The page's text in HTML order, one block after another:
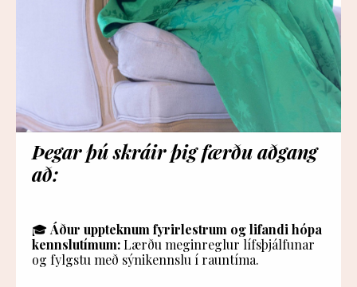
Þegar þú skráir þig færðu aðgang
að:
🎓Áður uppteknum fyrirlestrum og lifandi hópa
kennslutímum:Lærðu meginreglur lífsþjálfunar
og fylgstu með sýnikennslu í rauntíma.